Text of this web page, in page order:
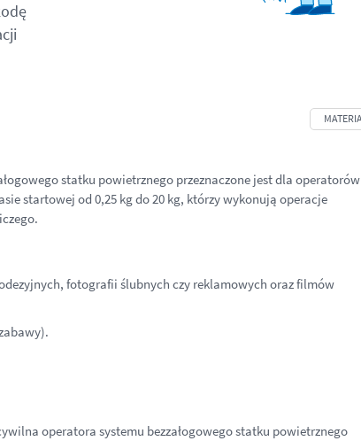
statku powietrznego przeznaczone jest dla operatorów
startowej od 0,25 kg do 20 kg, którzy wykonują operacje
fotografii ślubnych czy reklamowych oraz filmów
operatora systemu bezzałogowego statku powietrznego